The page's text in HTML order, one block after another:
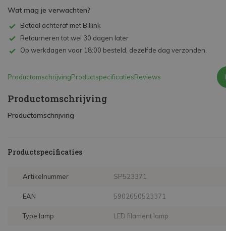
Wat mag je verwachten?
Betaal achteraf met Billink
Retourneren tot wel 30 dagen later
Op werkdagen voor 18:00 besteld, dezelfde dag verzonden.
ProductomschrijvingProductspecificatiesReviews
Productomschrijving
Productomschrijving
Productspecificaties
Artikelnummer SP523371
EAN 5902650523371
Type lamp LED filament lamp